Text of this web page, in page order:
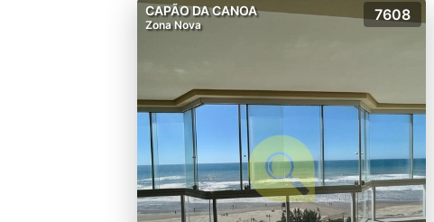
CAPÃO DA CANOA
Zona Nova
7608